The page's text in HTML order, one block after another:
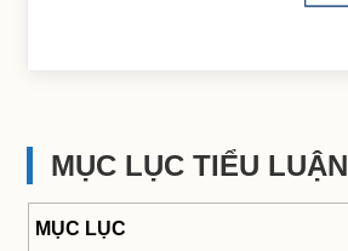
MỤC LỤC TIỂU LUẬN
MỤC LỤC